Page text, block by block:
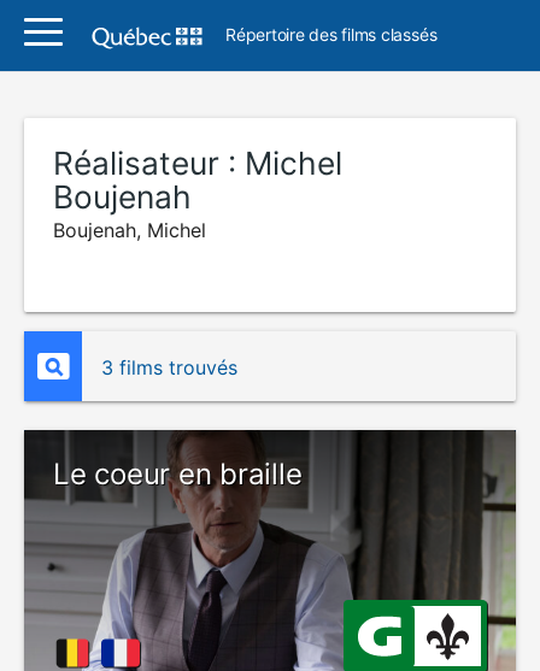
Répertoire des films classés
Réalisateur : Michel
Boujenah
Boujenah, Michel
3 films trouvés
Le coeur en braille